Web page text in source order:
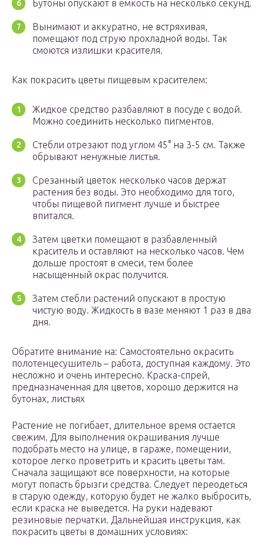
Бутоны опускают в емкость на несколько секунд.
Вынимают и аккуратно, не встряхивая,
помещают под струю прохладной воды. Так
смоются излишки красителя.
Как покрасить цветы пищевым красителем:
Жидкое средство разбавляют в посуде с водой.
Можно соединить несколько пигментов.
Стебли отрезают под углом 45° на 3-5 см. Также
обрывают ненужные листья.
Срезанный цветок несколько часов держат
растения без воды. Это необходимо для того,
чтобы пищевой пигмент лучше и быстрее
впитался.
Затем цветки помещают в разбавленный
краситель и оставляют на несколько часов. Чем
дольше простоят в смеси, тем более
насыщенный окрас получится.
Затем стебли растений опускают в простую
чистую воду. Жидкость в вазе меняют 1 раз в два
дня.
Обратите внимание на: Самостоятельно окрасить
полотенцесушитель – работа, доступная каждому. Это
несложно и очень интересно. Краска-спрей,
предназначенная для цветов, хорошо держится на
бутонах, листьях
Растение не погибает, длительное время остается
свежим. Для выполнения окрашивания лучше
подобрать место на улице, в гараже, помещении,
которое легко проветрить и красить цветы там.
Сначала защищают все поверхности, на которые
могут попасть брызги средства. Следует переодеться
в старую одежду, которую будет не жалко выбросить,
если краска не выведется. На руки надевают
резиновые перчатки. Дальнейшая инструкция, как
покрасить цветы в домашних условиях: